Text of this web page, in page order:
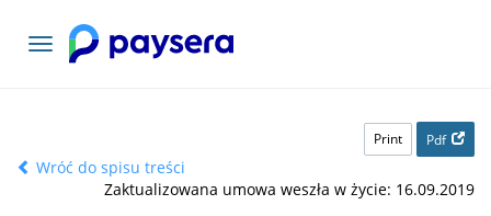
Toggle
navigation
Print Pdf
Wróć do spisu treści
Zaktualizowana umowa weszła w życie: 16.09.2019